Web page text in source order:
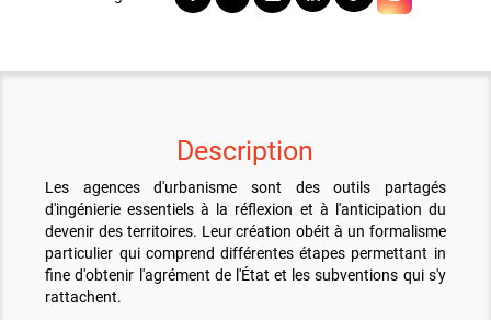
Description
Les agences d'urbanisme sont des outils partagés
d'ingénierie essentiels à la réflexion et à l'anticipation du
devenir des territoires. Leur création obéit à un formalisme
particulier qui comprend différentes étapes permettant in
fine d'obtenir l'agrément de l'État et les subventions qui s'y
rattachent.